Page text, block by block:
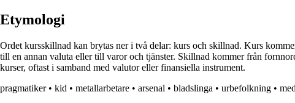
Etymologi
Ordet kursskillnad kan brytas ner i två delar: kurs och skillnad. Kurs
till en annan valuta eller till varor och tjänster. Skillnad kommer från
kurser, oftast i samband med valutor eller finansiella instrument.
pragmatiker• kid • metallarbetare • arsenal • bladslinga • urbefolkning •